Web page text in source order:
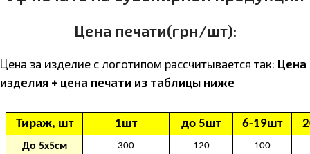
Цена печати(грн/шт):
Цена за изделие с логотипом расcчитывается так: Цена
изделия + цена печати из таблицы ниже